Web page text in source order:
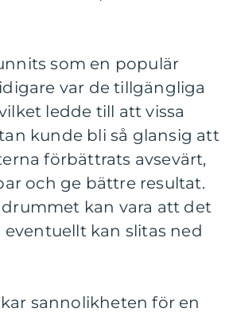
som en populär
var de tillgängliga
ledde till att vissa
kunde bli så glansig att
förbättrats avsevärt,
och ge bättre resultat.
kan vara att det
kan slitas ned
sannolikheten för en